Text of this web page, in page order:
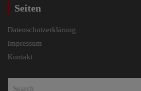
Seiten
Datenschutzerklärung
Impressum
Kontakt